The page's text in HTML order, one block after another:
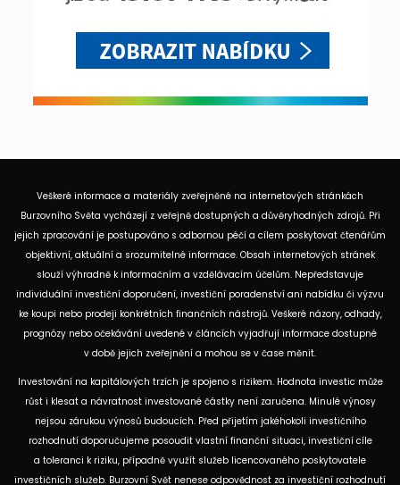
Veškeré informace a materiály zveřejněné na internetových stránkách
Burzovního Světa vycházejí z veřejně dostupných a důvěryhodných zdrojů. Při
jejich zpracování je postupováno s odbornou péčí a cílem poskytovat čtenářům
objektivní, aktuální a srozumitelné informace. Obsah internetových stránek
slouží výhradně k informačním a vzdělávacím účelům. Nepředstavuje
individuální investiční doporučení, investiční poradenství ani nabídku či výzvu
ke koupi nebo prodeji konkrétních finančních nástrojů. Veškeré názory, odhady,
prognózy nebo očekávání uvedené v článcích vyjadřují informace dostupné
v době jejich zveřejnění a mohou se v čase měnit.
Investování na kapitálových trzích je spojeno s rizikem. Hodnota investic může
růst i klesat a návratnost investované částky není zaručena. Minulé výnosy
nejsou zárukou výnosů budoucích. Před přijetím jakéhokoli investičního
rozhodnutí doporučujeme posoudit vlastní finanční situaci, investiční cíle
a toleranci k riziku, případně využít služeb licencovaného poskytovatele
investičních služeb. Burzovní Svět nenese odpovědnost za investiční rozhodnutí